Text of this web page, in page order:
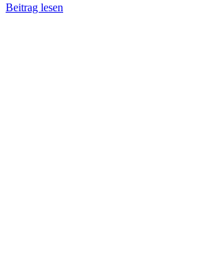
Beitrag lesen